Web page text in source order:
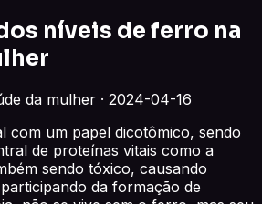
níveis de ferro na
da mulher · 2024-04-16
com um papel dicotômico, sendo
de proteínas vitais como a
sendo tóxico, causando
da formação de